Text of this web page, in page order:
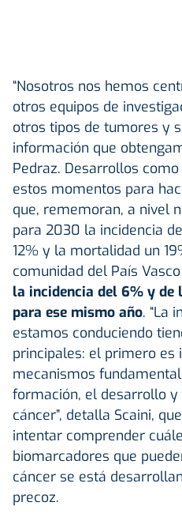
“Nosotros nos hemos
otros equipos de
otros tipos de tumores y
información que
Pedraz. Desarrollos
estos momentos para
que, rememoran, a nivel
para 2030 la incidencia
12% y la mortalidad un
comunidad del País
la incidencia del 6% y
para ese mismo año. “La
estamos conduciendo
principales: el primero es
mecanismos
formación, el desarrollo
cáncer”, detalla Scaini,
intentar comprender
biomarcadores que
cáncer se está
precoz.